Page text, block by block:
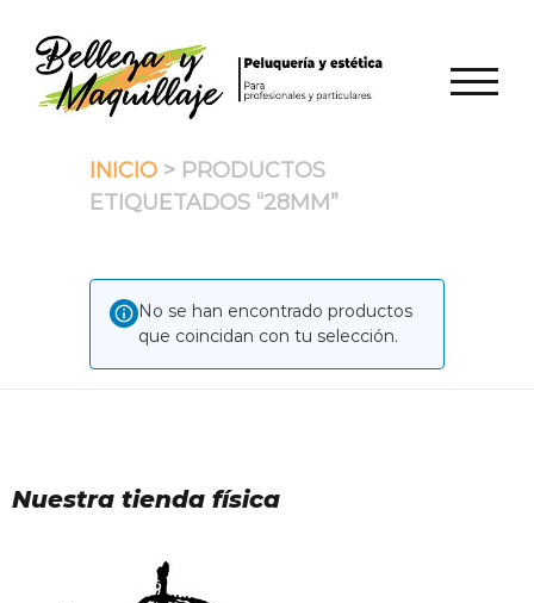
contenido
INICIO > PRODUCTOS
ETIQUETADOS “28MM”
No se han encontrado productos
que coincidan con tu selección.
Nuestra tienda física